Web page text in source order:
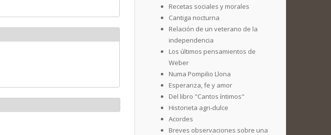
Recetas sociales y morales
Cantiga nocturna
Relación de un veterano de la
independencia
Los últimos pensamientos de
Weber
Numa Pompilio Llona
Esperanza, fe y amor
Del libro "Cantos íntimos"
Historieta agri-dulce
Acordes
Breves observaciones sobre una